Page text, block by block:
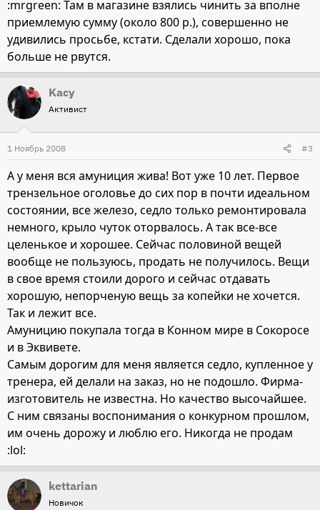
:mrgreen: Там в магазине взялись чинить за вполне
приемлемую сумму (около 800 р.), совершенно не
удивились просьбе, кстати. Сделали хорошо, пока
больше не рвутся.
Kacy
Активист
1 Ноябрь 2008 #3
А у меня вся амуниция жива! Вот уже 10 лет. Первое
трензельное оголовье до сих пор в почти идеальном
состоянии, все железо, седло только ремонтировала
немного, крыло чуток оторвалось. А так все-все
целенькое и хорошее. Сейчас половиной вещей
вообще не пользуюсь, продать не получилось. Вещи
в свое время стоили дорого и сейчас отдавать
хорошую, непорченую вещь за копейки не хочется.
Так и лежит все.
Амуницию покупала тогда в Конном мире в Сокоросе
и в Эквивете.
Самым дорогим для меня является седло, купленное у
тренера, ей делали на заказ, но не подошло. Фирма-
изготовитель не известна. Но качество высочайшее.
С ним связаны воспонимания о конкурном прошлом,
им очень дорожу и люблю его. Никогда не продам
:lol:
kettarian
Новичок